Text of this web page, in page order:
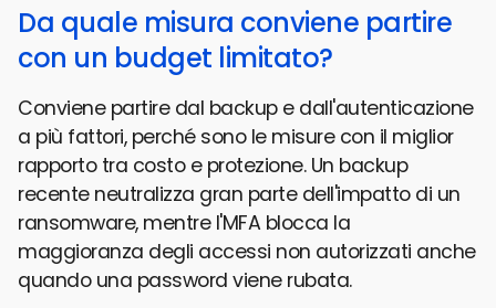
Da quale misura conviene partire
con un budget limitato?
Conviene partire dal backup e dall'autenticazione
a più fattori, perché sono le misure con il miglior
rapporto tra costo e protezione. Un backup
recente neutralizza gran parte dell'impatto di un
ransomware, mentre l'MFA blocca la
maggioranza degli accessi non autorizzati anche
quando una password viene rubata.